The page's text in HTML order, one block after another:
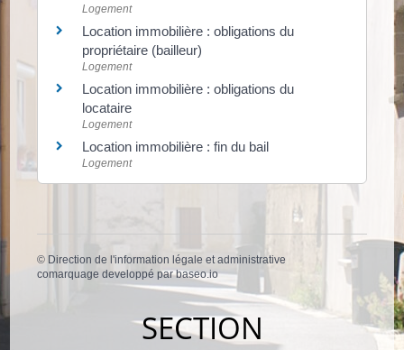
Logement
Location immobilière : obligations du
propriétaire (bailleur)
Logement
Location immobilière : obligations du
locataire
Logement
Location immobilière : fin du bail
Logement
© Direction de l'information légale et administrative
comarquage developpé parbaseo.io
SECTION